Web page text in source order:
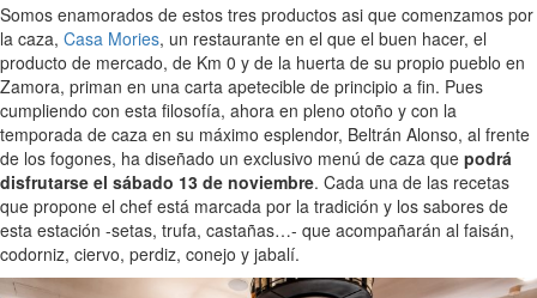
Somos enamorados de estos tres productos asi que comenzamos por
la caza, Casa Mories, un restaurante en el que el buen hacer, el
producto de mercado, de Km 0 y de la huerta de su propio pueblo en
Zamora, priman en una carta apetecible de principio a fin. Pues
cumpliendo con esta filosofía, ahora en pleno otoño y con la
temporada de caza en su máximo esplendor, Beltrán Alonso, al frente
de los fogones, ha diseñado un exclusivo menú de caza que podrá
disfrutarse el sábado 13 de noviembre. Cada una de las recetas
que propone el chef está marcada por la tradición y los sabores de
esta estación -setas, trufa, castañas…- que acompañarán al faisán,
codorniz, ciervo, perdiz, conejo y jabalí.